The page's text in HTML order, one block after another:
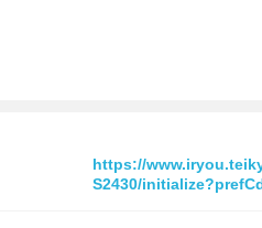
https://
S2430/